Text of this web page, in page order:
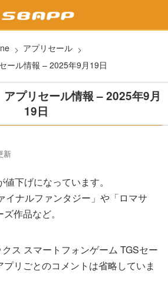
アプリセール
ール情報 – 2025年9月19日
プリセール情報 – 2025年9月
19日
新
下げになっています。
イナルファンタジー」や「ロマサ
作品など。
ス スマートフォンゲーム TGSセー
リごとのコメントは省略していま